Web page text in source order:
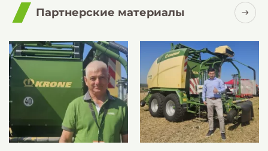
Партнерские материалы